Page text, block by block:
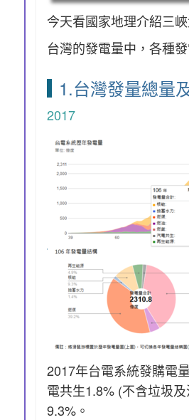
今天看國家地理介紹三
台灣的發電量中，各種
1.台灣發量總量
2017
2017年台電系統發購電
電共生1.8% (不含垃圾
9.3%。